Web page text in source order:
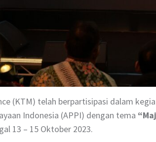
(KTM) telah berpartisipasi dalam
Indonesia (APPI) dengan tema
13 – 15 Oktober 2023.